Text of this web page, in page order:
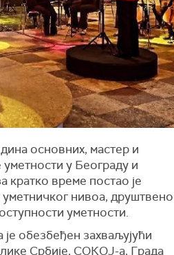
основних, мастер и
уметности у Београду и
кратко време постао је
нивоа, друштвено
уметности.
обезбеђен захваљујући
Србије, СОКОЈ-а, Града